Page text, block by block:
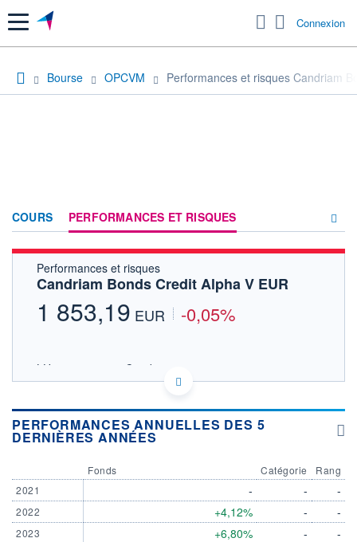
Menu Connexion
Bourse OPCVM Performances et risques Candriam
COURS PERFORMANCES ET RISQUES
FORUM
Performances et risques
Candriam Bonds Credit Alpha V EUR
1 853,19 EUR -0,05%
LU2098774149 - Candriam
OPCVM DERNIER COURS CONNU AU 04/08/2026
02/12 02/04
1 800
PERFORMANCES ANNUELLES DES 5
DERNIÈRES ANNÉES
2021
2022
2023
Fonds
-
+4,12%
+6,80%
Catégorie
-
-
-
Rang
-
-
-